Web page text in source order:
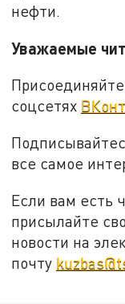
нефти.
Уважаемые
соцсетях
все самое
Если вам есть
присылайте
новости на
почту